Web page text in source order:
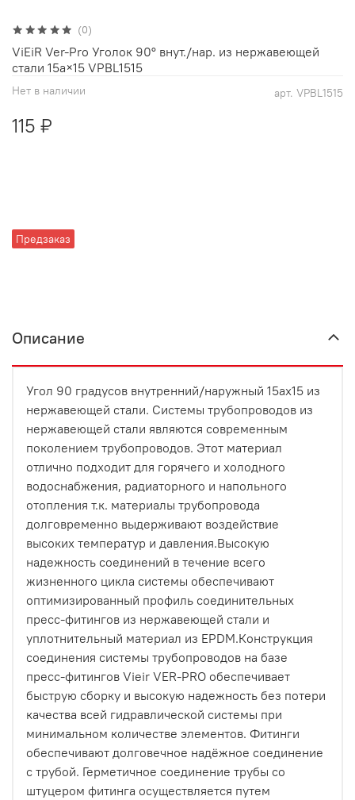
(0)
арт. VPBL1515
Нет в наличии
Предзаказ
115 ₽
ViEiR Ver-Pro Уголок 90° внут./нар. из нержавеющей
стали 15а×15 VPBL1515
Описание
Угол 90 градусов внутренний/наружный 15ах15 из
нержавеющей стали. Системы трубопроводов из
нержавеющей стали являются современным
поколением трубопроводов. Этот материал
отлично подходит для горячего и холодного
водоснабжения, радиаторного и напольного
отопления т.к. материалы трубопровода
долговременно выдерживают воздействие
высоких температур и давления.Высокую
надежность соединений в течение всего
жизненного цикла системы обеспечивают
оптимизированный профиль соединительных
пресс-фитингов из нержавеющей стали и
уплотнительный материал из EPDM.Конструкция
соединения системы трубопроводов на базе
пресс-фитингов Vieir VER-PRO обеспечивает
быструю сборку и высокую надежность без потери
качества всей гидравлической системы при
минимальном количестве элементов. Фитинги
обеспечивают долговечное надёжное соединение
с трубой. Герметичное соединение трубы со
штуцером фитинга осуществляется путем